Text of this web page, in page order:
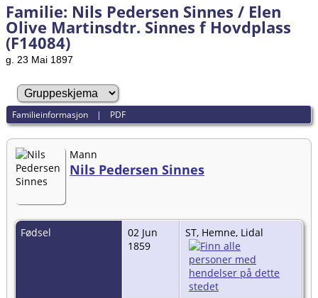
Familie: Nils Pedersen Sinnes / Elen
Olive Martinsdtr. Sinnes f Hovdplass
(F14084)
g. 23 Mai 1897
Familieinformasjon | PDF
Mann
Nils Pedersen Sinnes
Fødsel
02 Jun
1859
ST, Hemne, Lidal